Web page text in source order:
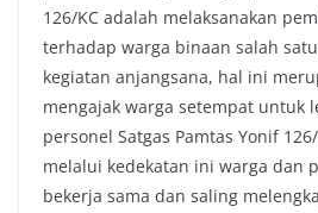
126/KC adalah melaksanakan
terhadap warga binaan salah
kegiatan anjangsana, hal ini
mengajak warga setempat untuk
personel Satgas Pamtas Yonif
melalui kedekatan ini warga dan
bekerja sama dan saling